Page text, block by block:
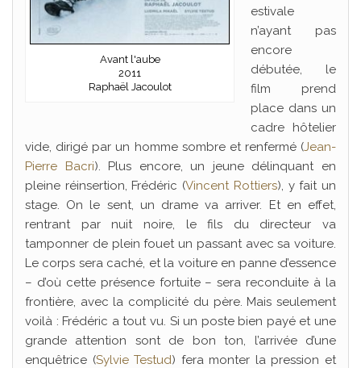
Avant l'aube
2011
Raphaël Jacoulot
estivale
n’ayant pas
encore
débutée, le
film prend
place dans un
cadre hôtelier
vide, dirigé par un homme sombre et renfermé (Jean-
Pierre Bacri). Plus encore, un jeune délinquant en
pleine réinsertion, Frédéric (Vincent Rottiers), y fait un
stage. On le sent, un drame va arriver. Et en effet,
rentrant par nuit noire, le fils du directeur va
tamponner de plein fouet un passant avec sa voiture.
Le corps sera caché, et la voiture en panne d’essence
– d’où cette présence fortuite – sera reconduite à la
frontière, avec la complicité du père. Mais seulement
voilà : Frédéric a tout vu. Si un poste bien payé et une
grande attention sont de bon ton, l’arrivée d’une
enquêtrice (Sylvie Testud) fera monter la pression et